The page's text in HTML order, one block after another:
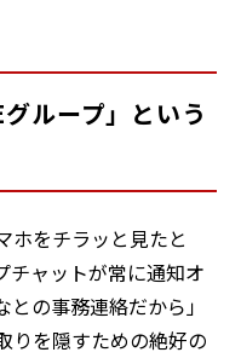
ループ」という
ホをチラッと見たと
チャットが常に通知オ
の事務連絡だから」
りを隠すための絶好の